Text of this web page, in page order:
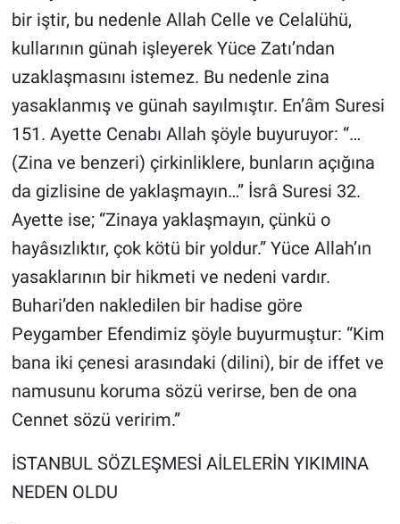
bir iştir, bu nedenle Allah Celle ve Celalühü,
kullarının günah işleyerek Yüce Zatı’ndan
uzaklaşmasını istemez. Bu nedenle zina
yasaklanmış ve günah sayılmıştır. En’âm Suresi
151. Ayette Cenabı Allah şöyle buyuruyor: “…
(Zina ve benzeri) çirkinliklere, bunların açığına
da gizlisine de yaklaşmayın…” İsrâ Suresi 32.
Ayette ise; “Zinaya yaklaşmayın, çünkü o
hayâsızlıktır, çok kötü bir yoldur.” Yüce Allah’ın
yasaklarının bir hikmeti ve nedeni vardır.
Buhari’den nakledilen bir hadise göre
Peygamber Efendimiz şöyle buyurmuştur: “Kim
bana iki çenesi arasındaki (dilini), bir de iffet ve
namusunu koruma sözü verirse, ben de ona
Cennet sözü veririm.”
İSTANBUL SÖZLEŞMESİ AİLELERİN YIKIMINA
NEDEN OLDU